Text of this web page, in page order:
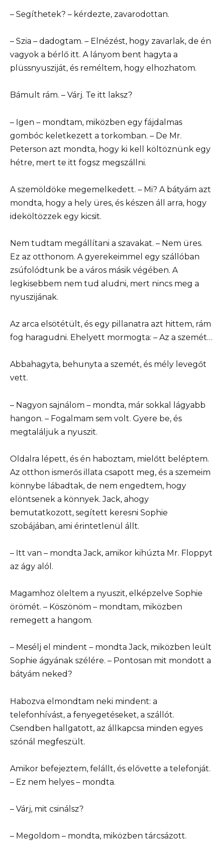
– Segíthetek? – kérdezte, zavarodottan.
– Szia – dadogtam. – Elnézést, hogy zavarlak, de én
vagyok a bérlő itt. A lányom bent hagyta a
plüssnyusziját, és reméltem, hogy elhozhatom.
Bámult rám. – Várj. Te itt laksz?
– Igen – mondtam, miközben egy fájdalmas
gombóc keletkezett a torkomban. – De Mr.
Peterson azt mondta, hogy ki kell költöznünk egy
hétre, mert te itt fogsz megszállni.
A szemöldöke megemelkedett. – Mi? A bátyám azt
mondta, hogy a hely üres, és készen áll arra, hogy
ideköltözzek egy kicsit.
Nem tudtam megállítani a szavakat. – Nem üres.
Ez az otthonom. A gyerekeimmel egy szállóban
zsúfolódtunk be a város másik végében. A
legkisebbem nem tud aludni, mert nincs meg a
nyuszijának.
Az arca elsötétült, és egy pillanatra azt hittem, rám
fog haragudni. Ehelyett mormogta: – Az a szemét…
Abbahagyta, behunyta a szemét, és mély levegőt
vett.
– Nagyon sajnálom – mondta, már sokkal lágyabb
hangon. – Fogalmam sem volt. Gyere be, és
megtaláljuk a nyuszit.
Oldalra lépett, és én haboztam, mielőtt beléptem.
Az otthon ismerős illata csapott meg, és a szemeim
könnybe lábadtak, de nem engedtem, hogy
elöntsenek a könnyek. Jack, ahogy
bemutatkozott, segített keresni Sophie
szobájában, ami érintetlenül állt.
– Itt van – mondta Jack, amikor kihúzta Mr. Floppyt
az ágy alól.
Magamhoz öleltem a nyuszit, elképzelve Sophie
örömét. – Köszönöm – mondtam, miközben
remegett a hangom.
– Mesélj el mindent – mondta Jack, miközben leült
Sophie ágyának szélére. – Pontosan mit mondott a
bátyám neked?
Habozva elmondtam neki mindent: a
telefonhívást, a fenyegetéseket, a szállót.
Csendben hallgatott, az állkapcsa minden egyes
szónál megfeszült.
Amikor befejeztem, felállt, és elővette a telefonját.
– Ez nem helyes – mondta.
– Várj, mit csinálsz?
– Megoldom – mondta, miközben tárcsázott.